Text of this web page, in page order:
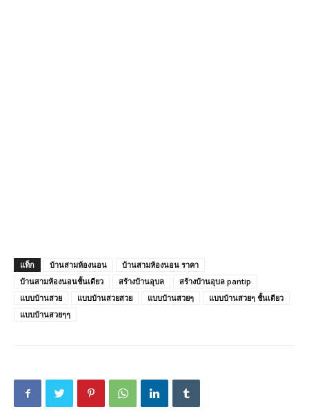
แท็ก บ้านสามห้องนอน
บ้านสามห้องนอน ราคา
บ้านสามห้องนอนชั้นเดียว
สร้างบ้านอุบล
สร้างบ้านอุบล pantip
แบบบ้านสวย
แบบบ้านสวยสวย แบบบ้านสวยๆ
แบบบ้านสวยๆ ชั้นเดียว
แบบบ้านสวยๆๆ